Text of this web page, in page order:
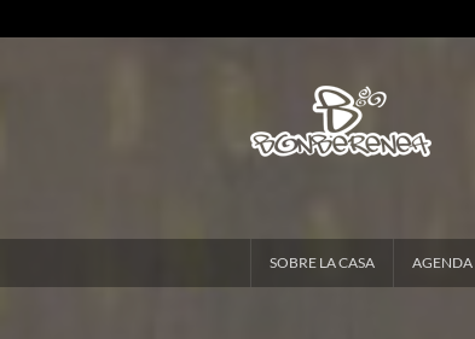
SOBRE LA CASA AGENDA